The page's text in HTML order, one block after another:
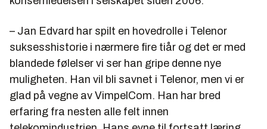
– Jan Edvard har spilt en hovedrolle i Telenor
suksesshistorie i nærmere fire tiår og det er med
blandede følelser vi ser han gripe denne nye
muligheten. Han vil bli savnet i Telenor, men vi er
glad på vegne av VimpelCom. Han har bred
erfaring fra nesten alle felt innen